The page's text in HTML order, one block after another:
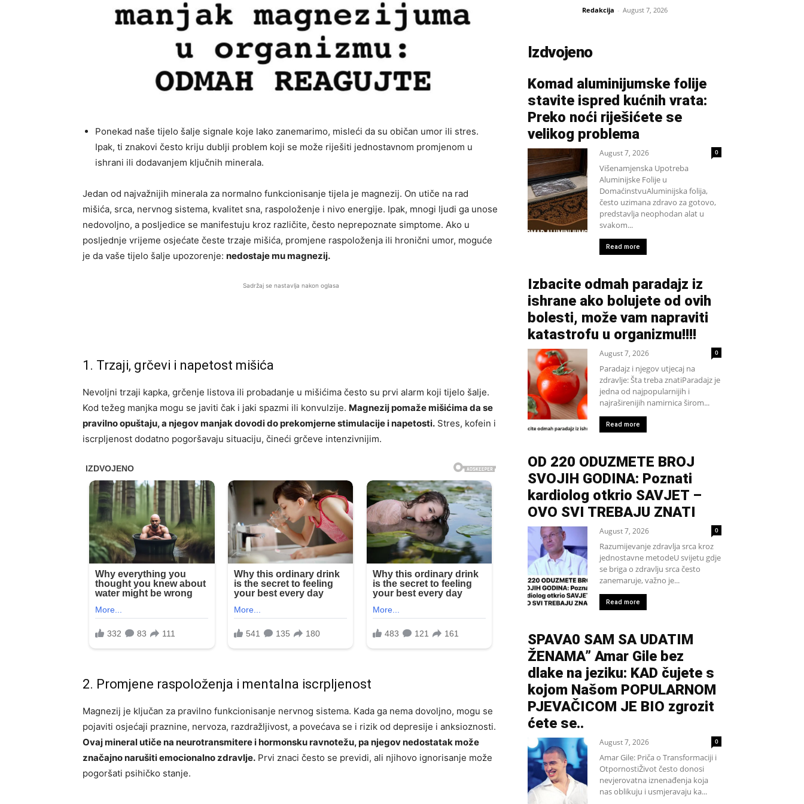
Ponekad naše tijelo šalje signale koje lako zanemarimo, misleći da su običan umor ili stres.
Ipak, ti znakovi često kriju dublji problem koji se može riješiti jednostavnom promjenom u
ishrani ili dodavanjem ključnih minerala.
Jedan od najvažnijih minerala za normalno funkcionisanje tijela je magnezij. On utiče na rad
mišića, srca, nervnog sistema, kvalitet sna, raspoloženje i nivo energije. Ipak, mnogi ljudi ga unose
nedovoljno, a posljedice se manifestuju kroz različite, često neprepoznate simptome. Ako u
posljednje vrijeme osjećate česte trzaje mišića, promjene raspoloženja ili hronični umor, moguće
je da vaše tijelo šalje upozorenje: nedostaje mu magnezij.
Sadržaj se nastavlja nakon oglasa
1. Trzaji, grčevi i napetost mišića
Nevoljni trzaji kapka, grčenje listova ili probadanje u mišićima često su prvi alarm koji tijelo šalje.
Kod težeg manjka mogu se javiti čak i jaki spazmi ili konvulzije. Magnezij pomaže mišićima da se
pravilno opuštaju, a njegov manjak dovodi do prekomjerne stimulacije i napetosti. Stres, kofein i
iscrpljenost dodatno pogoršavaju situaciju, čineći grčeve intenzivnijim.
2. Promjene raspoloženja i mentalna iscrpljenost
Magnezij je ključan za pravilno funkcionisanje nervnog sistema. Kada ga nema dovoljno, mogu se
pojaviti osjećaji praznine, nervoza, razdražljivost, a povećava se i rizik od depresije i anksioznosti.
Ovaj mineral utiče na neurotransmitere i hormonsku ravnotežu, pa njegov nedostatak može
značajno narušiti emocionalno zdravlje. Prvi znaci često se previdi, ali njihovo ignorisanje može
pogoršati psihičko stanje.
Redakcija - August 7, 2026
Izdvojeno
Komad aluminijumske folije
stavite ispred kućnih vrata:
Preko noći riješićete se
velikog problema
August 7, 2026 0
Višenamjenska Upotreba
Aluminijske Folije u
DomaćinstvuAluminijska folija,
često uzimana zdravo za gotovo,
predstavlja neophodan alat u
svakom...
Read more
Izbacite odmah paradajz iz
ishrane ako bolujete od ovih
bolesti, može vam napraviti
katastrofu u organizmu!!!!
August 7, 2026 0
Paradajz i njegov utjecaj na
zdravlje: Šta treba znatiParadajz je
jedna od najpopularnijih i
najraširenijih namirnica širom...
Read more
OD 220 ODUZMETE BROJ
SVOJIH GODINA: Poznati
kardiolog otkrio SAVJET –
OVO SVI TREBAJU ZNATI
August 7, 2026 0
Razumijevanje zdravlja srca kroz
jednostavne metodeU svijetu gdje
se briga o zdravlju srca često
zanemaruje, važno je...
Read more
SPAVA0 SAM SA UDATIM
ŽENAMA” Amar Gile bez
dlake na jeziku: KAD čujete s
kojom Našom POPULARNOM
PJEVAČICOM JE BIO zgrozit
ćete se..
August 7, 2026 0
Amar Gile: Priča o Transformaciji i
OtpornostiŽivot često donosi
nevjerovatna iznenađenja koja
nas oblikuju i usmjeravaju ka...